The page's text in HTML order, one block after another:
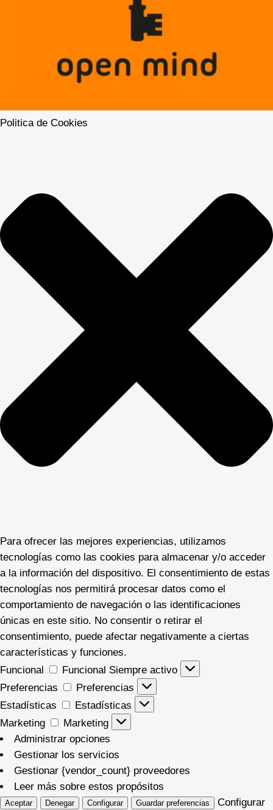
Politica de Cookies
Para ofrecer las mejores experiencias, utilizamos
tecnologías como las cookies para almacenar y/o acceder
a la información del dispositivo. El consentimiento de estas
tecnologías nos permitirá procesar datos como el
comportamiento de navegación o las identificaciones
únicas en este sitio. No consentir o retirar el
consentimiento, puede afectar negativamente a ciertas
características y funciones.
Funcional
Funcional Siempre activo
Preferencias
Preferencias
Estadísticas
Estadísticas
Marketing
Marketing
Administrar opciones
Gestionar los servicios
Gestionar {vendor_count} proveedores
Leer más sobre estos propósitos
Aceptar Denegar Configurar Guardar preferencias Configurar